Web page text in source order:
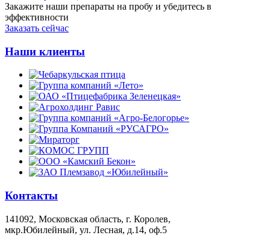
Закажите наши препараты на пробу и убедитесь в
эффективности
Заказать сейчас
Наши клиенты
Контакты
141092, Московская область, г. Королев,
мкр.Юбилейный, ул. Лесная, д.14, оф.5